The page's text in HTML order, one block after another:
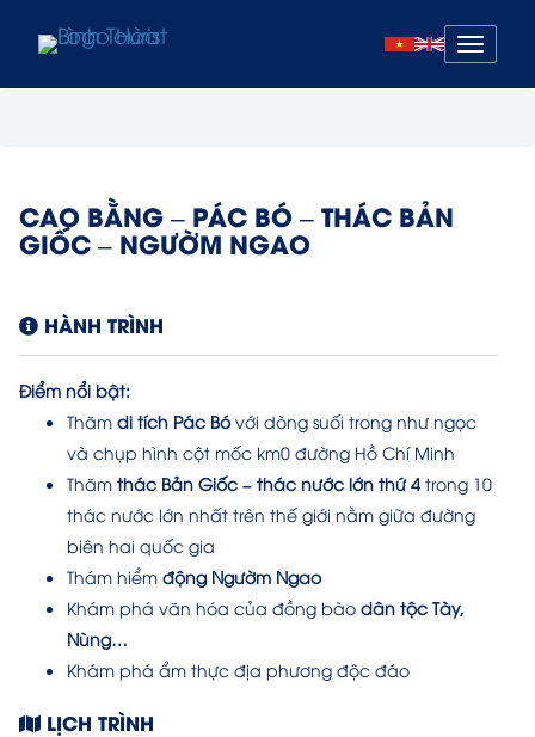
Mở
menu
CAO BẰNG – PÁC BÓ – THÁC BẢN
GIỐC – NGƯỜM NGAO
HÀNH TRÌNH
Điểm nổi bật:
Thăm di tích Pác Bóvới dòng suối trong như ngọc
và chụp hình cột mốc km0 đường Hồ Chí Minh
Thăm thác Bản Giốc – thác nước lớn thứ 4 trong 10
thác nước lớn nhất trên thế giới nằm giữa đường
biên hai quốc gia
Thám hiểm động Ngườm Ngao
Khám phá văn hóa của đồng bào dân tộc Tày,
Nùng…
Khám phá ẩm thực địa phương độc đáo
LỊCH TRÌNH